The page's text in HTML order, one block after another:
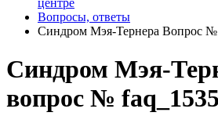
центре
Вопросы, ответы
Синдром Мэя-Тернера Вопрос
Синдром Мэя-
вопрос №